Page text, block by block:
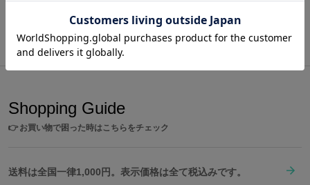
商品をもっと見る
Shopping Guide
👉お買い物で困った時はこちらをチェック
送料は全国一律1,000円。表示価格は全て税込みです。